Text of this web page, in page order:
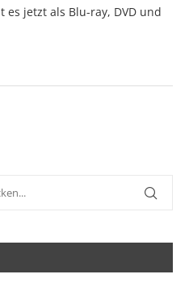
es jetzt als Blu-ray, DVD und